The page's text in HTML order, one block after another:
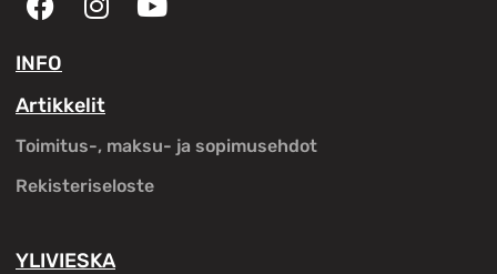
INFO
Artikkelit
Toimitus-, maksu- ja sopimusehdot
Rekisteriseloste
YLIVIESKA